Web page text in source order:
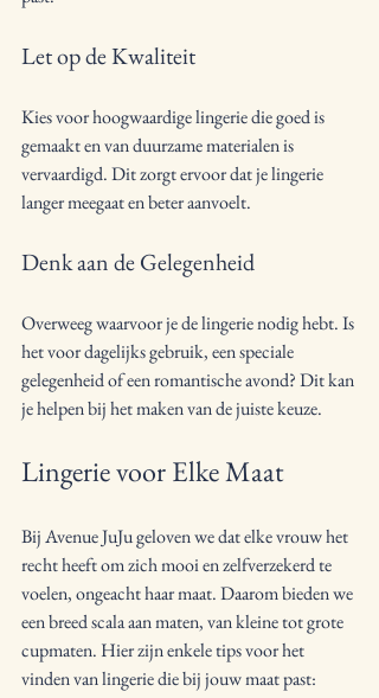
Let op de Kwaliteit
Kies voor hoogwaardige lingerie die goed is
gemaakt en van duurzame materialen is
vervaardigd. Dit zorgt ervoor dat je lingerie
langer meegaat en beter aanvoelt.
Denk aan de Gelegenheid
Overweeg waarvoor je de lingerie nodig hebt. Is
het voor dagelijks gebruik, een speciale
gelegenheid of een romantische avond? Dit kan
je helpen bij het maken van de juiste keuze.
Lingerie voor Elke Maat
Bij Avenue JuJu geloven we dat elke vrouw het
recht heeft om zich mooi en zelfverzekerd te
voelen, ongeacht haar maat. Daarom bieden we
een breed scala aan maten, van kleine tot grote
cupmaten. Hier zijn enkele tips voor het
vinden van lingerie die bij jouw maat past: